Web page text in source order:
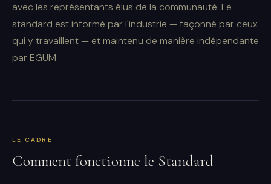
avec les représentants élus de la communauté. Le
standard est informé par l'industrie — façonné par ceux
qui y travaillent — et maintenu de manière indépendante
par EGUM.
LE CADRE
Comment fonctionne le Standard